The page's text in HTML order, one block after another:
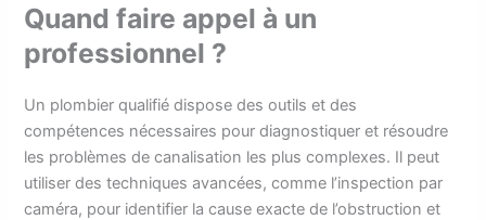
Quand faire appel à un
professionnel ?
Un plombier qualifié dispose des outils et des
compétences nécessaires pour diagnostiquer et résoudre
les problèmes de canalisation les plus complexes. Il peut
utiliser des techniques avancées, comme l’inspection par
caméra, pour identifier la cause exacte de l’obstruction et